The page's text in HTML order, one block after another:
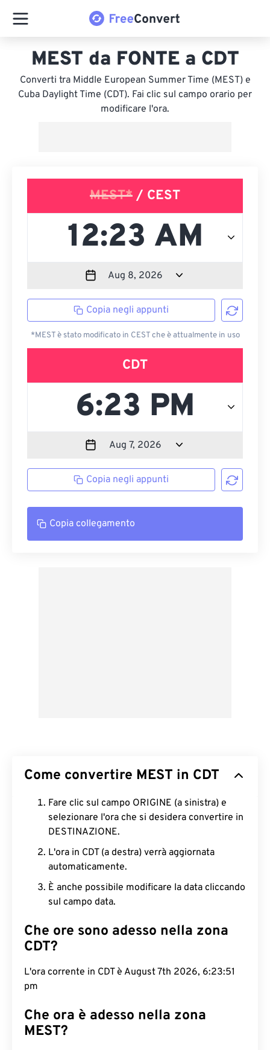
MEST da FONTE a CDT
Converti tra Middle European Summer Time (MEST) e
Cuba Daylight Time (CDT). Fai clic sul campo orario per
modificare l'ora.
MEST* / CEST
Copia negli appunti
*MEST è stato modificato in CEST che è attualmente in uso
CDT
Copia negli appunti
Copia collegamento
Come convertire MEST in CDT
Fare clic sul campo ORIGINE (a sinistra) e
selezionare l'ora che si desidera convertire in
DESTINAZIONE.
L'ora in CDT (a destra) verrà aggiornata
automaticamente.
È anche possibile modificare la data cliccando
sul campo data.
Che ore sono adesso nella zona
CDT?
L'ora corrente in CDT è August 7th 2026, 6:23:52
pm
Che ora è adesso nella zona
MEST?